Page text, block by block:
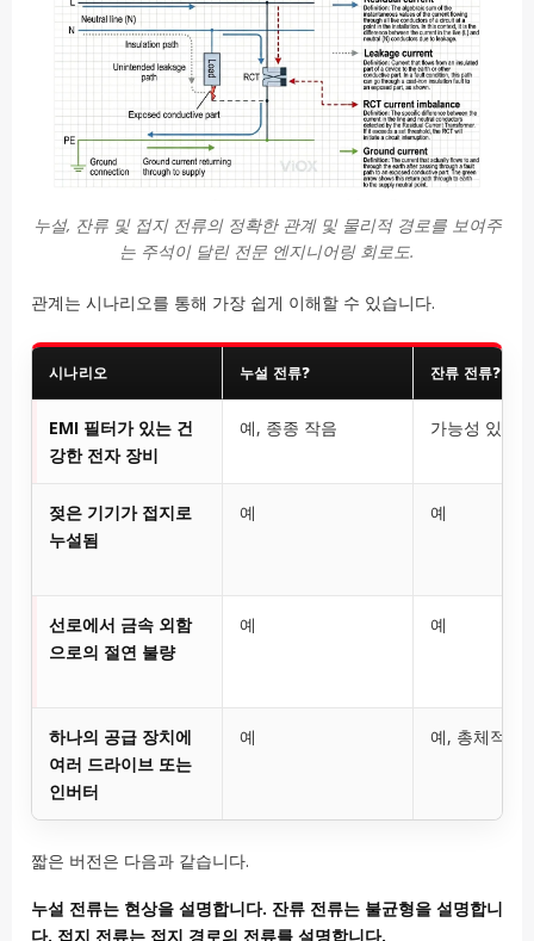
누설, 잔류 및 접지 전류의 정확한 관계 및 물리적 경로를 보여주
는 주석이 달린 전문 엔지니어링 회로도.
관계는 시나리오를 통해 가장 쉽게 이해할 수 있습니다.
시나리오 누설 전류? 잔류 전류?
EMI 필터가 있는 건
강한 전자 장비
예, 종종 작음 가능성 있음
젖은 기기가 접지로
누설됨
예 예
선로에서 금속 외함
으로의 절연 불량
예 예
하나의 공급 장치에
여러 드라이브 또는
인버터
예 예, 총체적으
짧은 버전은 다음과 같습니다.
누설 전류는 현상을 설명합니다. 잔류 전류는 불균형을 설명합니
다. 접지 전류는 접지 경로의 전류를 설명합니다.